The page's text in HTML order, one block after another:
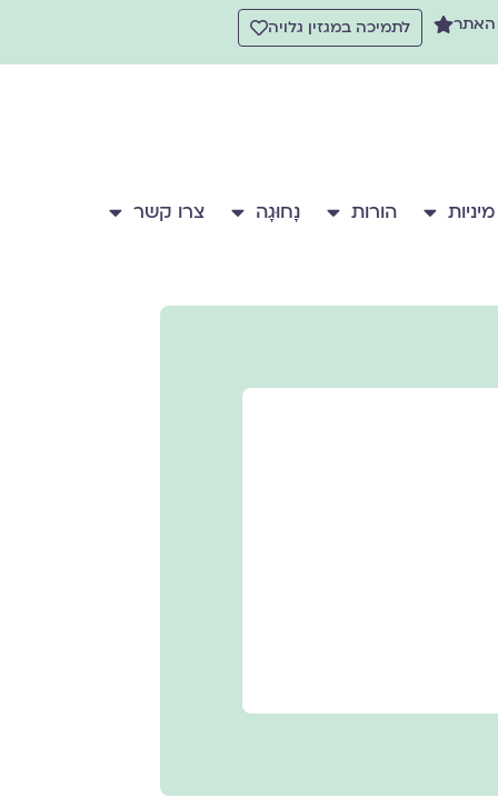
האתר לתמיכה במגזין גלויה
מיניות הורות נָחוּגָה צרו קשר